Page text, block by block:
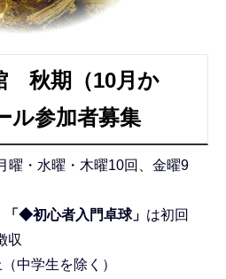
秋期（10月か
ル参加者募集
曜・水曜・木曜10回、金曜9
「◆初心者入門卓球」 は初回
収
中学生を除く）